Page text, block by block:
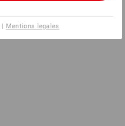
| Mentions legales